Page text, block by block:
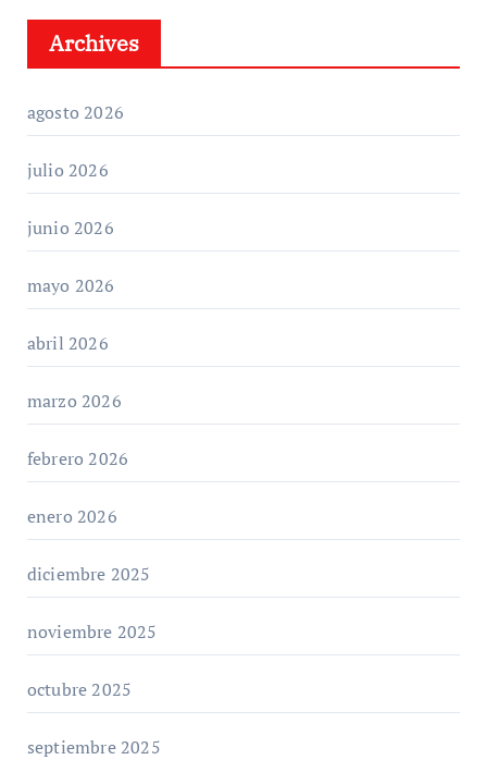
Archives
agosto 2026
julio 2026
junio 2026
mayo 2026
abril 2026
marzo 2026
febrero 2026
enero 2026
diciembre 2025
noviembre 2025
octubre 2025
septiembre 2025